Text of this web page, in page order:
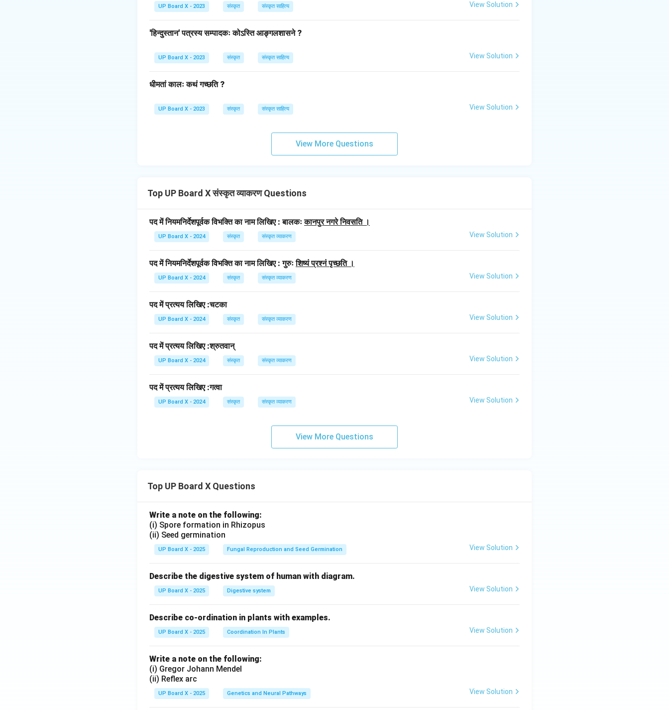
UP Board X - 2023 संस्कृत संस्कृत साहित्य View Solution
'हिन्दुस्तान' पत्रस्य सम्पादकः कोऽस्ति आङ्गलशासने ?
UP Board X - 2023 संस्कृत संस्कृत साहित्य View Solution
धीमतां कालः कथं गच्छति ?
UP Board X - 2023 संस्कृत संस्कृत साहित्य View Solution
View More Questions
Top UP Board X संस्कृत व्याकरण Questions
पद में नियमनिर्देशपूर्वक विभक्ति का नाम लिखिए : बालकःकानपुर नगरे निवसति ।
UP Board X - 2024 संस्कृत संस्कृत व्याकरण View Solution
पद में नियमनिर्देशपूर्वक विभक्ति का नाम लिखिए : गुरुःशिष्यं प्रश्नं पृच्छति ।
UP Board X - 2024 संस्कृत संस्कृत व्याकरण View Solution
पद में प्रत्यय लिखिए :चटका
UP Board X - 2024 संस्कृत संस्कृत व्याकरण View Solution
पद में प्रत्यय लिखिए :श्रुतवान्
UP Board X - 2024 संस्कृत संस्कृत व्याकरण View Solution
पद में प्रत्यय लिखिए :गत्वा
UP Board X - 2024 संस्कृत संस्कृत व्याकरण View Solution
View More Questions
Top UP Board X Questions
Write a note on the following:
(i) Spore formation in Rhizopus
(ii) Seed germination
UP Board X - 2025 Fungal Reproduction and Seed Germination View Solution
Describe the digestive system of human with diagram.
UP Board X - 2025 Digestive system View Solution
Describe co-ordination in plants with examples.
UP Board X - 2025 Coordination In Plants View Solution
Write a note on the following:
(i) Gregor Johann Mendel
(ii) Reflex arc
UP Board X - 2025 Genetics and Neural Pathways View Solution